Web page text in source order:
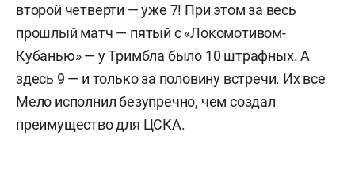
второй четверти — уже 7! При этом за весь
прошлый матч — пятый с «Локомотивом-
Кубанью» — у Тримбла было 10 штрафных. А
здесь 9 — и только за половину встречи. Их все
Мело исполнил безупречно, чем создал
преимущество для ЦСКА.